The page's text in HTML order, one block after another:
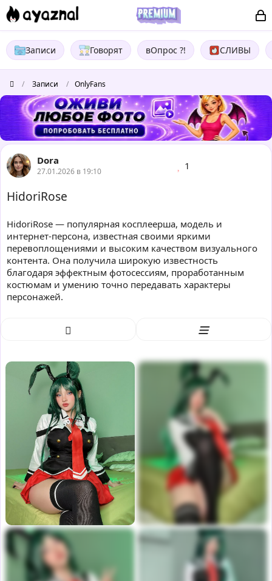
Записи Говорят вОпрос ?! СЛИВЫ
/ Записи / OnlyFans
Dora
27.01.2026 в 19:10 1
HidoriRose
HidoriRose — популярная косплеерша, модель и
интернет-персона, известная своими яркими
перевоплощениями и высоким качеством визуального
контента. Она получила широкую известность
благодаря эффектным фотосессиям, проработанным
костюмам и умению точно передавать характеры
персонажей.